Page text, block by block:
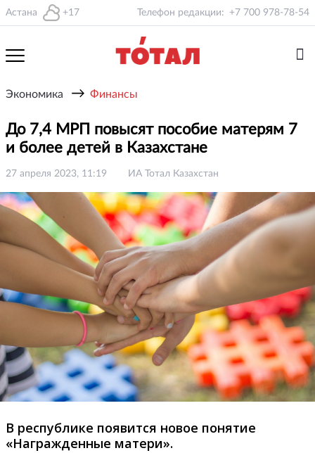
Астана +17 Телефон редакции: +7 700 978-78-54
Экономика → Финансы
До 7,4 МРП повысят пособие матерям 7
и более детей в Казахстане
27 апреля 2023, 11:19 ИА Тотал Казахстан
В республике появится новое понятие
«Награжденные матери».